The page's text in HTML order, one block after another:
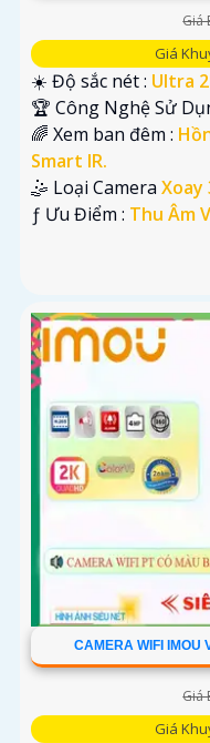
Giá
Giá
☀️ Độ sắc nét : Ultra
🏆 Công Nghệ Sử
🌈 Xem ban đêm :
Smart IR.
🤹 Loại Camera Xoay
️ƒ Ưu Điểm : Thu Âm
CAMERA WIFI IMOU
Giá
Giá